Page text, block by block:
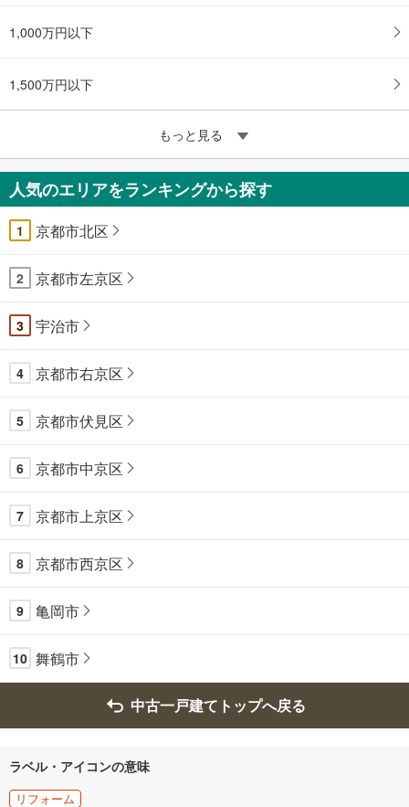
1,000万円以下
1,500万円以下
もっと見る
人気のエリアをランキングから探す
1 京都市北区
2 京都市左京区
3 宇治市
4 京都市右京区
5 京都市伏見区
6 京都市中京区
7 京都市上京区
8 京都市西京区
9 亀岡市
10 舞鶴市
中古一戸建てトップへ戻る
ラベル・アイコンの意味
リフォーム